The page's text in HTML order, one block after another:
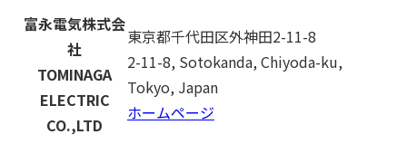
富永電気株式会
社
TOMINAGA
ELECTRIC
CO.,LTD
東京都千代田区外神田2-11-8
2-11-8, Sotokanda, Chiyoda-ku,
Tokyo, Japan
ホームページ